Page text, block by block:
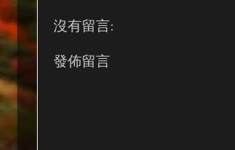
沒有留言:
發佈留言